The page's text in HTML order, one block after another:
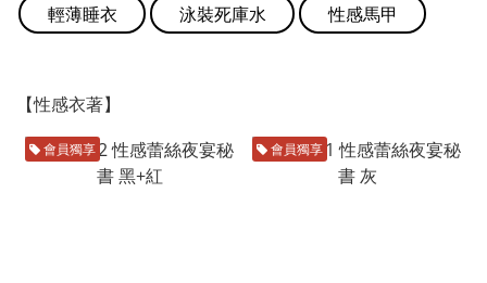
輕薄睡衣 泳裝死庫水 性感馬甲
【性感衣著】
會員獨享 會員獨享